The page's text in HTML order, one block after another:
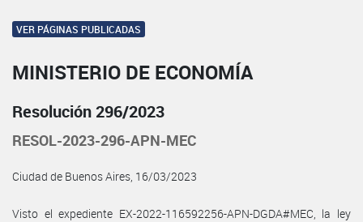
VER PÁGINAS PUBLICADAS
MINISTERIO DE ECONOMÍA
Resolución 296/2023
RESOL-2023-296-APN-MEC
Ciudad de Buenos Aires, 16/03/2023
Visto el expediente EX-2022-116592256-APN-DGDA#MEC, la ley